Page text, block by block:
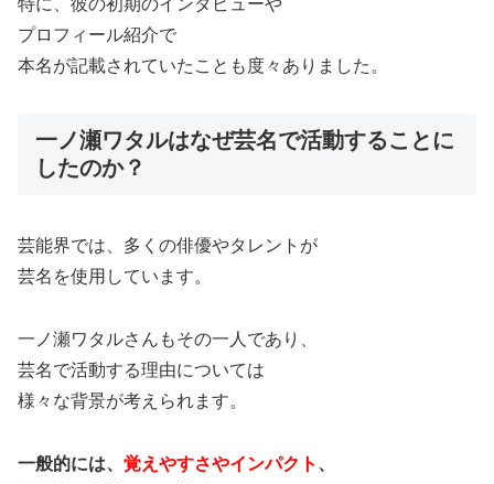
特に、彼の初期のインタビューや
プロフィール紹介で
本名が記載されていたことも度々ありました。
一ノ瀬ワタルはなぜ芸名で活動することに
したのか？
芸能界では、多くの俳優やタレントが
芸名を使用しています。
一ノ瀬ワタルさんもその一人であり、
芸名で活動する理由については
様々な背景が考えられます。
一般的には、 覚えやすさやインパクト 、